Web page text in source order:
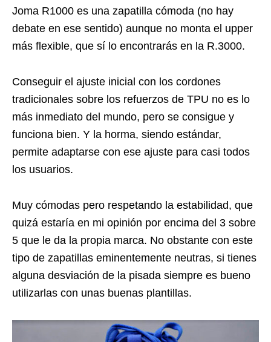
Joma R1000 es una zapatilla cómoda (no hay
debate en ese sentido) aunque no monta el upper
más flexible, que sí lo encontrarás en la R.3000.
Conseguir el ajuste inicial con los cordones
tradicionales sobre los refuerzos de TPU no es lo
más inmediato del mundo, pero se consigue y
funciona bien. Y la horma, siendo estándar,
permite adaptarse con ese ajuste para casi todos
los usuarios.
Muy cómodas pero respetando la estabilidad, que
quizá estaría en mi opinión por encima del 3 sobre
5 que le da la propia marca. No obstante con este
tipo de zapatillas eminentemente neutras, si tienes
alguna desviación de la pisada siempre es bueno
utilizarlas con unas buenas plantillas.